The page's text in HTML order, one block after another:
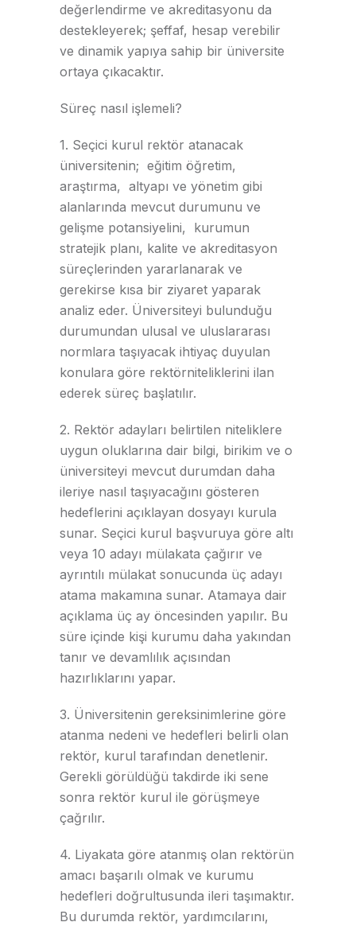
değerlendirme ve akreditasyonu da
destekleyerek; şeffaf, hesap verebilir
ve dinamik yapıya sahip bir üniversite
ortaya çıkacaktır.
Süreç nasıl işlemeli?
1. Seçici kurul rektör atanacak
üniversitenin; eğitim öğretim,
araştırma, altyapı ve yönetim gibi
alanlarında mevcut durumunu ve
gelişme potansiyelini, kurumun
stratejik planı, kalite ve akreditasyon
süreçlerinden yararlanarak ve
gerekirse kısa bir ziyaret yaparak
analiz eder. Üniversiteyi bulunduğu
durumundan ulusal ve uluslararası
normlara taşıyacak ihtiyaç duyulan
konulara göre rektörniteliklerini ilan
ederek süreç başlatılır.
2. Rektör adayları belirtilen niteliklere
uygun oluklarına dair bilgi, birikim ve o
üniversiteyi mevcut durumdan daha
ileriye nasıl taşıyacağını gösteren
hedeflerini açıklayan dosyayı kurula
sunar. Seçici kurul başvuruya göre altı
veya 10 adayı mülakata çağırır ve
ayrıntılı mülakat sonucunda üç adayı
atama makamına sunar. Atamaya dair
açıklama üç ay öncesinden yapılır. Bu
süre içinde kişi kurumu daha yakından
tanır ve devamlılık açısından
hazırlıklarını yapar.
3. Üniversitenin gereksinimlerine göre
atanma nedeni ve hedefleri belirli olan
rektör, kurul tarafından denetlenir.
Gerekli görüldüğü takdirde iki sene
sonra rektör kurul ile görüşmeye
çağrılır.
4. Liyakata göre atanmış olan rektörün
amacı başarılı olmak ve kurumu
hedefleri doğrultusunda ileri taşımaktır.
Bu durumda rektör, yardımcılarını,